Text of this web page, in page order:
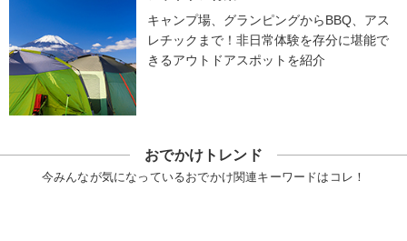
キャンプ場、グランピングからBBQ、アス
レチックまで！非日常体験を存分に堪能で
きるアウトドアスポットを紹介
おでかけトレンド
今みんなが気になっているおでかけ関連キーワードはコレ！